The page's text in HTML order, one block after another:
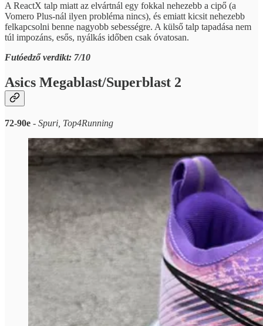
A ReactX talp miatt az elvártnál egy fokkal nehezebb a cipő (a
Vomero Plus-nál ilyen probléma nincs), és emiatt kicsit nehezebb
felkapcsolni benne nagyobb sebességre. A külső talp tapadása nem
túl impozáns, esős, nyálkás időben csak óvatosan.
Futóedző verdikt: 7/10
Asics Megablast/Superblast 2
72-90e - Spuri, Top4Running